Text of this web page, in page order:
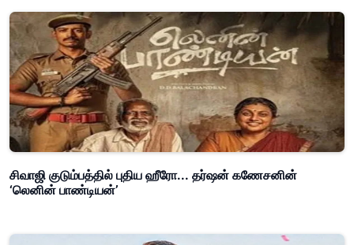
சிவாஜி குடும்பத்தில் புதிய ஹீரோ... தர்ஷன் கணேசனின்
‘லெனின் பாண்டியன்’